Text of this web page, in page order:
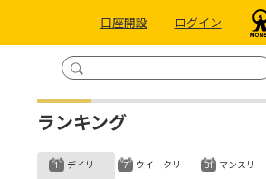
口座開設 ログイン
ランキング
デイリー ウイークリー マンスリー